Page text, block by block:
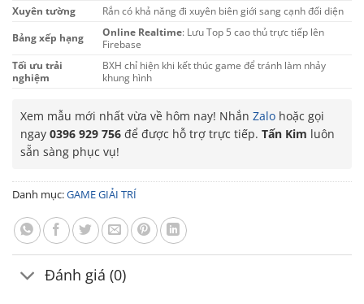
Xuyên tường
Rắn có khả năng đi xuyên biên giới sang cạnh đối diện
Bảng xếp hạng Online Realtime: Lưu Top 5 cao thủ trực tiếp lên
Firebase
Tối ưu trải
nghiệm
BXH chỉ hiện khi kết thúc game để tránh làm nhảy
khung hình
Xem mẫu mới nhất vừa về hôm nay! Nhắn Zalo hoặc gọi
ngay 0396 929 756 để được hỗ trợ trực tiếp. Tấn Kim luôn
sẵn sàng phục vụ!
Danh mục:GAME GIẢI TRÍ
Đánh giá (0)